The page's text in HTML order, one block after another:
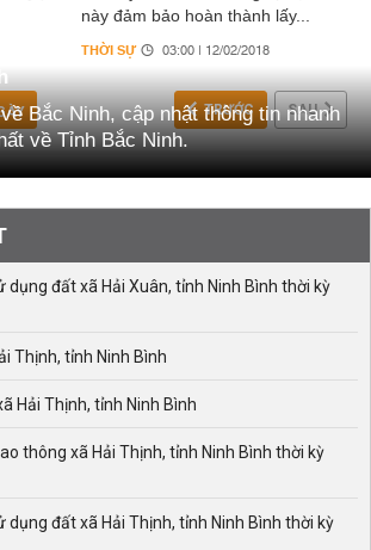
này đảm bảo hoàn thành lấy...
THỜI SỰ 03:00 | 12/02/2018
TRƯỚC SAU
Bắc Ninh, cập nhật thông tin nhanh
về Tỉnh Bắc Ninh.
dụng đất xã Hải Xuân, tỉnh Ninh Bình thời kỳ
Thịnh, tỉnh Ninh Bình
Hải Thịnh, tỉnh Ninh Bình
thông xã Hải Thịnh, tỉnh Ninh Bình thời kỳ
dụng đất xã Hải Thịnh, tỉnh Ninh Bình thời kỳ